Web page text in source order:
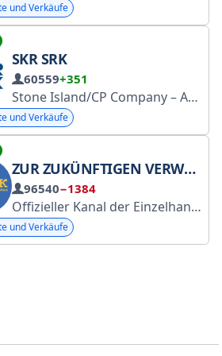
und Verkäufe
SKR SRK
60559+351
Stone Island/CP Company – An- und Verkauf. Ausschließlich Originalware. Über 30.000 erfolgreiche Transaktionen mit Bewertungen. Geschäft in Moskau/Regionen – CDEK. Regelmäßige Updates!
und Verkäufe
ZUR ZUKÜNFTIGEN VERWENDUNG
96540−1384
Offizieller Kanal der Einzelhandelskette Vprok Wir sind auf MAX
und Verkäufe